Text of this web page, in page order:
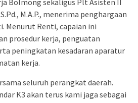
Bolmong sekaligus Plt Asisten II
M.A.P., menerima penghargaan
Menurut Renti, capaian ini
prosedur kerja, penguatan
peningkatan kesadaran aparatur
kerja.
seluruh perangkat daerah.
K3 akan terus kami jaga sebagai